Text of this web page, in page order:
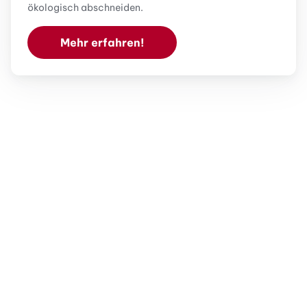
ökologisch abschneiden.
Mehr erfahren!